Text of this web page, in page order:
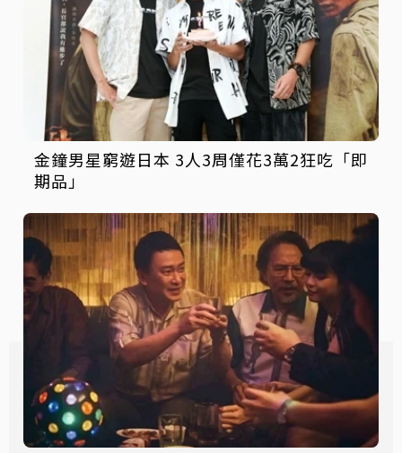
金鐘男星窮遊日本 3人3周僅花3萬2狂吃「即
期品」